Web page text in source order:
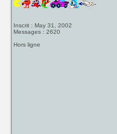
Inscrit : May 31, 2002
Messages : 2620
Hors ligne